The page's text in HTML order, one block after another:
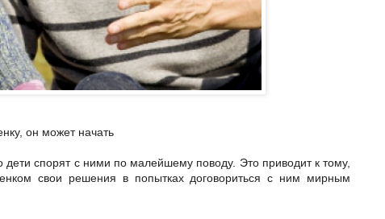
он может начать
дети спорят с ними по малейшему поводу. Это приводит к тому,
свои решения в попытках договориться с ним мирным